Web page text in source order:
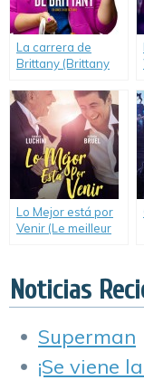
La carrera de
Brittany (Brittany
Lo Mejor está por
Venir (Le meilleur
Noticias
Superman
¡Se viene